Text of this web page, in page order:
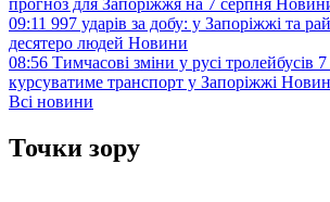
09:11 997 ударів за добу: у Запоріжжі та
десятеро людей Новини
08:56 Тимчасові зміни у русі тролейбусів
курсуватиме транспорт у Запоріжжі
Всі новини
Точки зору